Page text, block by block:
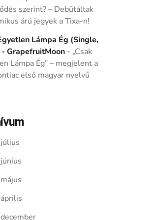
szerint? – Debütáltak
árú jegyek a Tixa-n!
Lámpa Ég (Single,
GrapefruitMoon- „Csak
Lámpa Ég” – megjelent a
első magyar nyelvű